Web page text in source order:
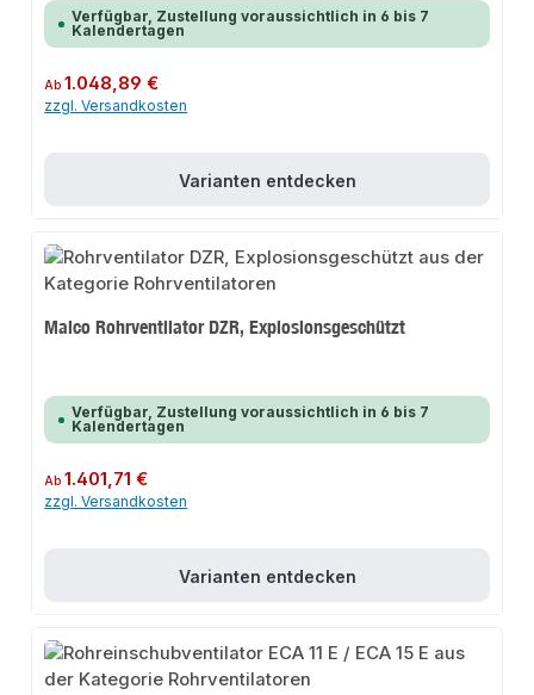
Verfügbar, Zustellung voraussichtlich in 6 bis 7
Kalendertagen
Regulärer Preis:
Ab1.048,89 €
zzgl. Versandkosten
Varianten entdecken
Maico Rohrventilator DZR, Explosionsgeschützt
Verfügbar, Zustellung voraussichtlich in 6 bis 7
Kalendertagen
Regulärer Preis:
Ab1.401,71 €
zzgl. Versandkosten
Varianten entdecken